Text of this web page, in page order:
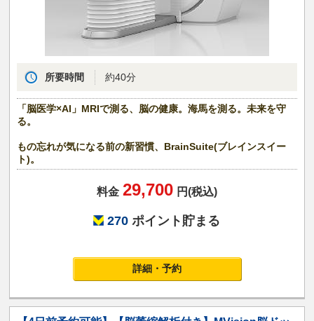
所要時間 約40分
「脳医学×AI」MRIで測る、脳の健康。海馬を測る。未来を守
る。
もの忘れが気になる前の新習慣、BrainSuite(ブレインスイー
ト)。
料金 29,700 円(税込)
270 ポイント貯まる
詳細・予約